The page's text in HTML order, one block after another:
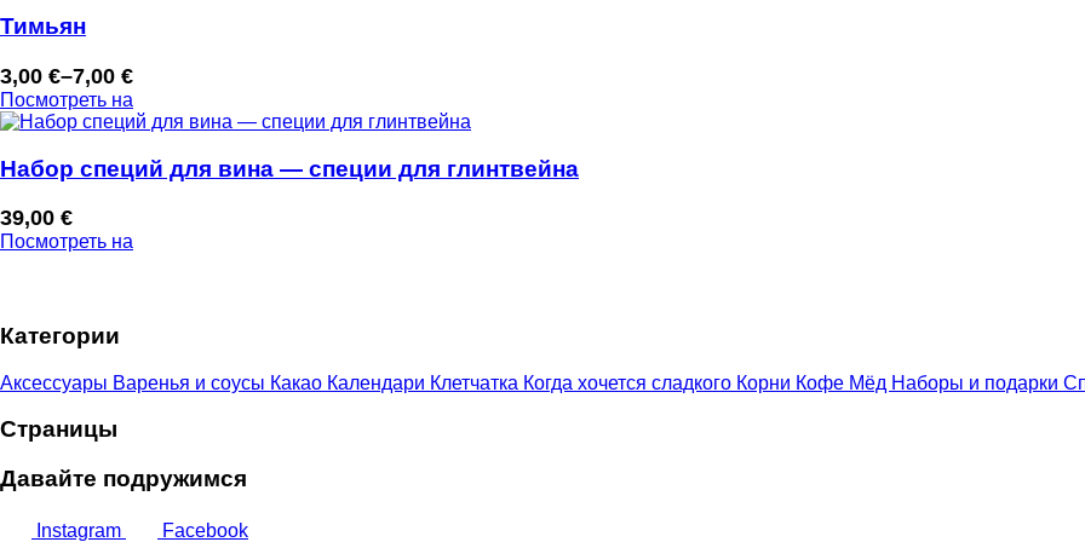
Тимьян
3,00 €–7,00 €
Диапазон
цен:
–
Посмотреть на
Набор специй для вина — специи для глинтвейна
39,00 €
Посмотреть на
Категории
Аксессуары Варенья и соусы Какао Календари Клетчатка Когда хочется сладкого Корни Кофе Мёд Наборы и подарки
Страницы
Давайте подружимся
Instagram Facebook